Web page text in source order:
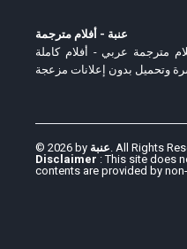
عنبة - أفلام مترجمة
مترجمة عربي - أفلام كاملة
وتحميل بدون إعلانات مزعجة
© 2026 by عنبة. All Rights
Disclaimer : This site does
contents are provided by